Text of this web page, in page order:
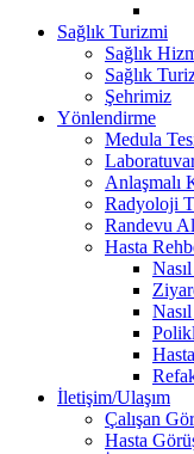
Sağlık Turizmi
Sağlık
Sağlık
Şehrimiz
Yönlendirme
Medula
Anlaşmalı
Radyoloji
Randevu Al
Hasta
İletişim/Ulaşım
Çalışan
Hasta